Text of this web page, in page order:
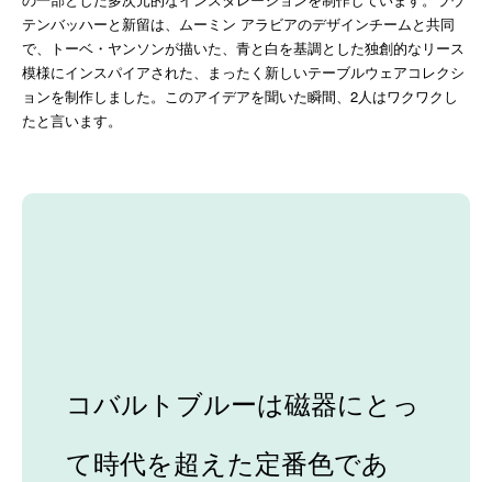
テンバッハーと新留は、ムーミン アラビアのデザインチームと共同
で、トーベ・ヤンソンが描いた、青と白を基調とした独創的なリース
模様にインスパイアされた、まったく新しいテーブルウェアコレクシ
ョンを制作しました。このアイデアを聞いた瞬間、2人はワクワクし
たと言います。
コバルトブルーは磁器にとっ
て時代を超えた定番色であ